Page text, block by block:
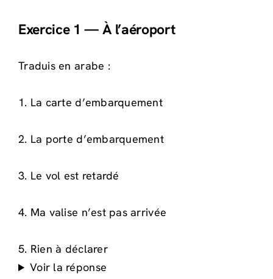
Exercice 1 — À l’aéroport
Traduis en arabe :
1. La carte d’embarquement
2. La porte d’embarquement
3. Le vol est retardé
4. Ma valise n’est pas arrivée
5. Rien à déclarer
Voir la réponse